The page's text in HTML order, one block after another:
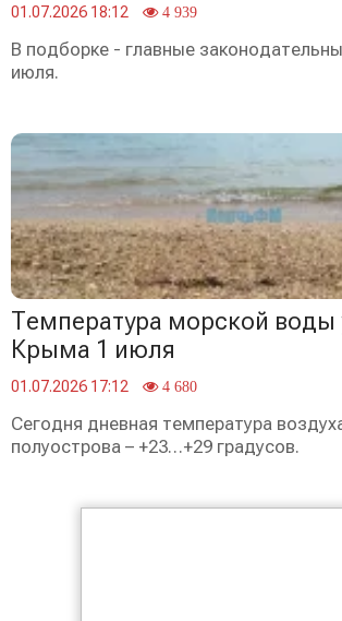
01.07.2026 18:12 4 939
В подборке - главные
июля.
Температура морской воды
Крыма 1 июля
01.07.2026 17:12 4 680
Сегодня дневная температура
полуострова – +23…+29 градусов.